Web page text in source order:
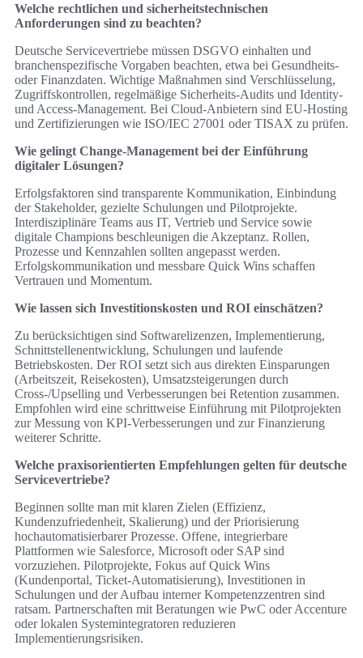
Welche rechtlichen und sicherheitstechnischen
Anforderungen sind zu beachten?
Deutsche Servicevertriebe müssen DSGVO einhalten und
branchenspezifische Vorgaben beachten, etwa bei Gesundheits-
oder Finanzdaten. Wichtige Maßnahmen sind Verschlüsselung,
Zugriffskontrollen, regelmäßige Sicherheits-Audits und Identity-
und Access-Management. Bei Cloud-Anbietern sind EU-Hosting
und Zertifizierungen wie ISO/IEC 27001 oder TISAX zu prüfen.
Wie gelingt Change-Management bei der Einführung
digitaler Lösungen?
Erfolgsfaktoren sind transparente Kommunikation, Einbindung
der Stakeholder, gezielte Schulungen und Pilotprojekte.
Interdisziplinäre Teams aus IT, Vertrieb und Service sowie
digitale Champions beschleunigen die Akzeptanz. Rollen,
Prozesse und Kennzahlen sollten angepasst werden.
Erfolgskommunikation und messbare Quick Wins schaffen
Vertrauen und Momentum.
Wie lassen sich Investitionskosten und ROI einschätzen?
Zu berücksichtigen sind Softwarelizenzen, Implementierung,
Schnittstellenentwicklung, Schulungen und laufende
Betriebskosten. Der ROI setzt sich aus direkten Einsparungen
(Arbeitszeit, Reisekosten), Umsatzsteigerungen durch
Cross-/Upselling und Verbesserungen bei Retention zusammen.
Empfohlen wird eine schrittweise Einführung mit Pilotprojekten
zur Messung von KPI-Verbesserungen und zur Finanzierung
weiterer Schritte.
Welche praxisorientierten Empfehlungen gelten für deutsche
Servicevertriebe?
Beginnen sollte man mit klaren Zielen (Effizienz,
Kundenzufriedenheit, Skalierung) und der Priorisierung
hochautomatisierbarer Prozesse. Offene, integrierbare
Plattformen wie Salesforce, Microsoft oder SAP sind
vorzuziehen. Pilotprojekte, Fokus auf Quick Wins
(Kundenportal, Ticket-Automatisierung), Investitionen in
Schulungen und der Aufbau interner Kompetenzzentren sind
ratsam. Partnerschaften mit Beratungen wie PwC oder Accenture
oder lokalen Systemintegratoren reduzieren
Implementierungsrisiken.